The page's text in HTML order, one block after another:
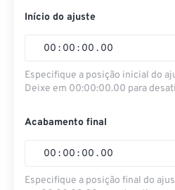
Início do ajuste
00 : 00 : 00 . 00
Especifique a posição inicial do
Deixe em 00:00:00.00 para
Acabamento final
00 : 00 : 00 . 00
Especifique a posição final do